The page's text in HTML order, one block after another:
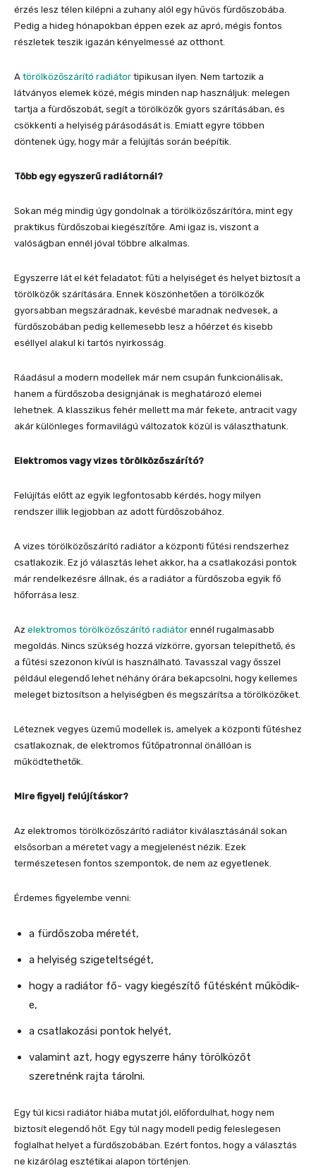
érzés lesz télen kilépni a zuhany alól egy hűvös fürdőszobába.
Pedig a hideg hónapokban éppen ezek az apró, mégis fontos
részletek teszik igazán kényelmessé az otthont.
A törölközőszárító radiátor tipikusan ilyen. Nem tartozik a
látványos elemek közé, mégis minden nap használjuk: melegen
tartja a fürdőszobát, segít a törölközők gyors szárításában, és
csökkenti a helyiség párásodását is. Emiatt egyre többen
döntenek úgy, hogy már a felújítás során beépítik.
Több egy egyszerű radiátornál?
Sokan még mindig úgy gondolnak a törölközőszárítóra, mint egy
praktikus fürdőszobai kiegészítőre. Ami igaz is, viszont a
valóságban ennél jóval többre alkalmas.
Egyszerre lát el két feladatot: fűti a helyiséget és helyet biztosít a
törölközők szárítására. Ennek köszönhetően a törölközők
gyorsabban megszáradnak, kevésbé maradnak nedvesek, a
fürdőszobában pedig kellemesebb lesz a hőérzet és kisebb
eséllyel alakul ki tartós nyirkosság.
Ráadásul a modern modellek már nem csupán funkcionálisak,
hanem a fürdőszoba designjának is meghatározó elemei
lehetnek. A klasszikus fehér mellett ma már fekete, antracit vagy
akár különleges formavilágú változatok közül is választhatunk.
Elektromos vagy vizes törölközőszárító?
Felújítás előtt az egyik legfontosabb kérdés, hogy milyen
rendszer illik legjobban az adott fürdőszobához.
A vizes törölközőszárító radiátor a központi fűtési rendszerhez
csatlakozik. Ez jó választás lehet akkor, ha a csatlakozási pontok
már rendelkezésre állnak, és a radiátor a fürdőszoba egyik fő
hőforrása lesz.
Az elektromos törölközőszárító radiátor ennél rugalmasabb
megoldás. Nincs szükség hozzá vízkörre, gyorsan telepíthető, és
a fűtési szezonon kívül is használható. Tavasszal vagy ősszel
például elegendő lehet néhány órára bekapcsolni, hogy kellemes
meleget biztosítson a helyiségben és megszárítsa a törölközőket.
Léteznek vegyes üzemű modellek is, amelyek a központi fűtéshez
csatlakoznak, de elektromos fűtőpatronnal önállóan is
működtethetők.
Mire figyelj felújításkor?
Az elektromos törölközőszárító radiátor kiválasztásánál sokan
elsősorban a méretet vagy a megjelenést nézik. Ezek
természetesen fontos szempontok, de nem az egyetlenek.
Érdemes figyelembe venni:
a fürdőszoba méretét,
a helyiség szigeteltségét,
hogy a radiátor fő- vagy kiegészítő fűtésként működik-
e,
a csatlakozási pontok helyét,
valamint azt, hogy egyszerre hány törölközőt
szeretnénk rajta tárolni.
Egy túl kicsi radiátor hiába mutat jól, előfordulhat, hogy nem
biztosít elegendő hőt. Egy túl nagy modell pedig feleslegesen
foglalhat helyet a fürdőszobában. Ezért fontos, hogy a választás
ne kizárólag esztétikai alapon történjen.